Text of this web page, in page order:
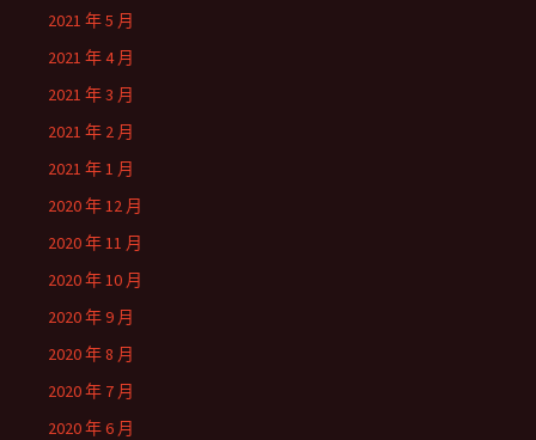
2021 年 5 月
2021 年 4 月
2021 年 3 月
2021 年 2 月
2021 年 1 月
2020 年 12 月
2020 年 11 月
2020 年 10 月
2020 年 9 月
2020 年 8 月
2020 年 7 月
2020 年 6 月